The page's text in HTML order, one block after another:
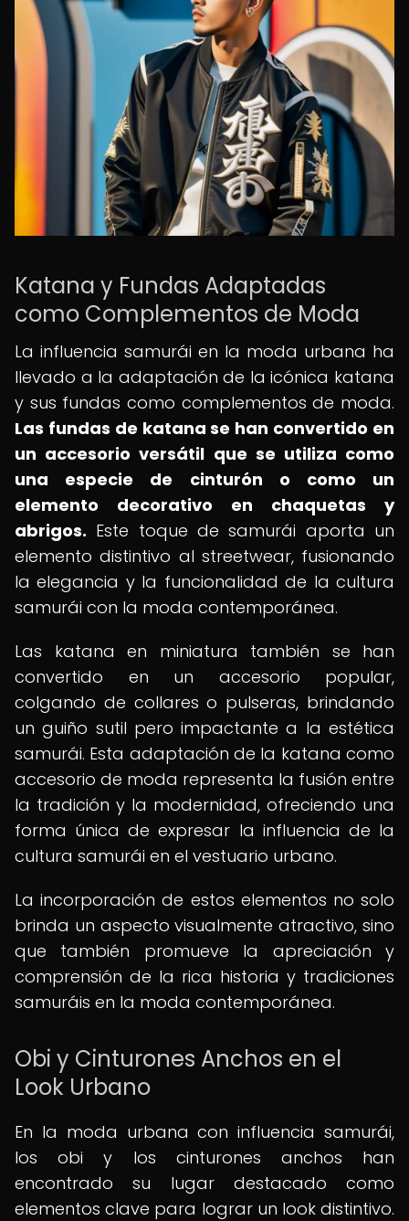
Katana y Fundas Adaptadas
como Complementos de Moda
La influencia samurái en la moda urbana ha
llevado a la adaptación de la icónica katana
y sus fundas como complementos de moda.
Las fundas de katana se han convertido en
un accesorio versátil que se utiliza como
una especie de cinturón o como un
elemento decorativo en chaquetas y
abrigos. Este toque de samurái aporta un
elemento distintivo al streetwear, fusionando
la elegancia y la funcionalidad de la cultura
samurái con la moda contemporánea.
Las katana en miniatura también se han
convertido en un accesorio popular,
colgando de collares o pulseras, brindando
un guiño sutil pero impactante a la estética
samurái. Esta adaptación de la katana como
accesorio de moda representa la fusión entre
la tradición y la modernidad, ofreciendo una
forma única de expresar la influencia de la
cultura samurái en el vestuario urbano.
La incorporación de estos elementos no solo
brinda un aspecto visualmente atractivo, sino
que también promueve la apreciación y
comprensión de la rica historia y tradiciones
samuráis en la moda contemporánea.
Obi y Cinturones Anchos en el
Look Urbano
En la moda urbana con influencia samurái,
los obi y los cinturones anchos han
encontrado su lugar destacado como
elementos clave para lograr un look distintivo.